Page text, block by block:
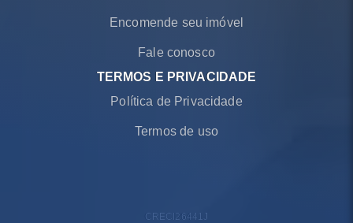
Encomende seu imóvel
Fale conosco
TERMOS E PRIVACIDADE
Política de Privacidade
Termos de uso
CRECI 26441J